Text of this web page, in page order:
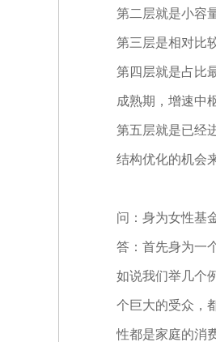
第二层就是小容
第三层是相对比
第四层就是占比
成熟期，增速中
第五层就是已经
结构优化的机会
问：身为女性基
答：首先身为一
如说我们举几个
个巨大的受众，
性都是家庭的消